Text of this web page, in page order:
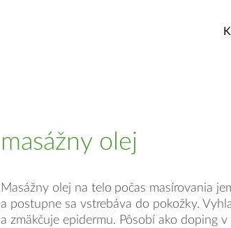
masážny olej
Masážny olej na telo počas masírovania
a postupne sa vstrebáva do pokožky.
a zmäkčuje epidermu. Pôsobí ako doping